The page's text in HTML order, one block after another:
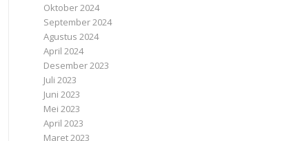
Oktober 2024
September 2024
Agustus 2024
April 2024
Desember 2023
Juli 2023
Juni 2023
Mei 2023
April 2023
Maret 2023